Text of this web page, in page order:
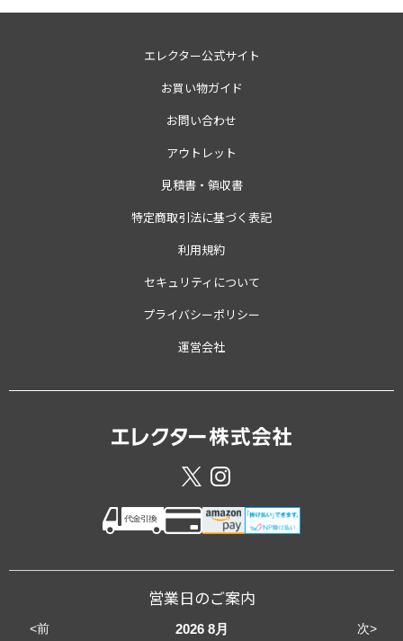
エレクター公式サイト
お買い物ガイド
お問い合わせ
アウトレット
見積書・領収書
特定商取引法に基づく表記
利用規約
セキュリティについて
プライバシーポリシー
運営会社
営業日のご案内
<前 次>
2026 8月